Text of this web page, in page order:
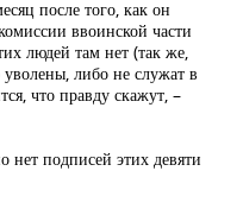
после того, как он
ввоинской части
людей там нет (так же,
либо не служат в
что правду скажут, –
нет подписей этих девяти